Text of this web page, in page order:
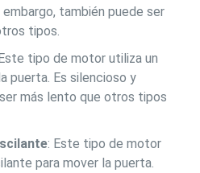
también puede ser
tipos.
tipo de motor utiliza un
puerta. Es silencioso y
más lento que otros tipos
: Este tipo de motor
para mover la puerta.